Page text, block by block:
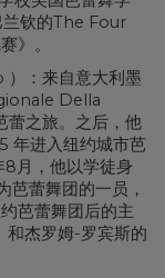
兰钦的The Four
》。
：来自意大利墨
Della
之旅。之后，他
年进入纽约城市芭
月，他以学徒身
芭蕾舞团的一员，
芭蕾舞团后的主
和杰罗姆-罗宾斯的